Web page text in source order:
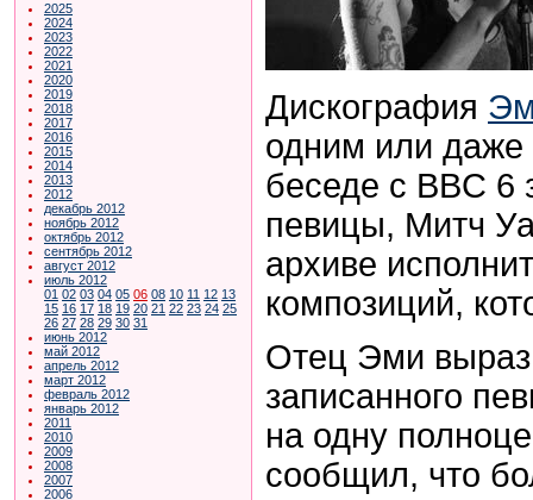
2025
2024
2023
2022
2021
2020
2019
2018
2017
2016
2015
2014
2013
2012
декабрь 2012
ноябрь 2012
октябрь 2012
сентябрь 2012
август 2012
июль 2012
01 02 03 04 05 06 08 10 11 12 13
15 16 17 18 19 20 21 22 23 24 25
26 27 28 29 30 31
июнь 2012
май 2012
апрель 2012
март 2012
февраль 2012
январь 2012
2011
2010
2009
2008
2007
2006
Дискография
одним или
беседе с BBC 6
певицы, Митч
архиве
композиций,
Отец Эми
записанного
на одну
сообщил, что